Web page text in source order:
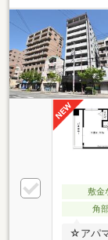
敷金
角
☆アパ